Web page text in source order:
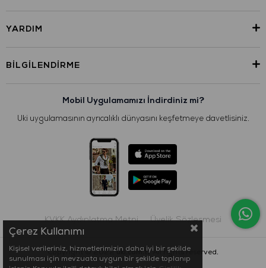
YARDIM
BILGILENDIRME
Mobil Uygulamamızı İndirdiniz mi?
Uki uygulamasının ayrıcalıklı dünyasını keşfetmeye davetlisiniz.
KVKK Aydınlatma Metni Üyelik Sözleşmesi
Copyright © 2022uki.com.tr All rights reserved.
Çerez Kullanımı
Kişisel verileriniz, hizmetlerimizin daha iyi bir şekilde
sunulması için mevzuata uygun bir şekilde toplanıp